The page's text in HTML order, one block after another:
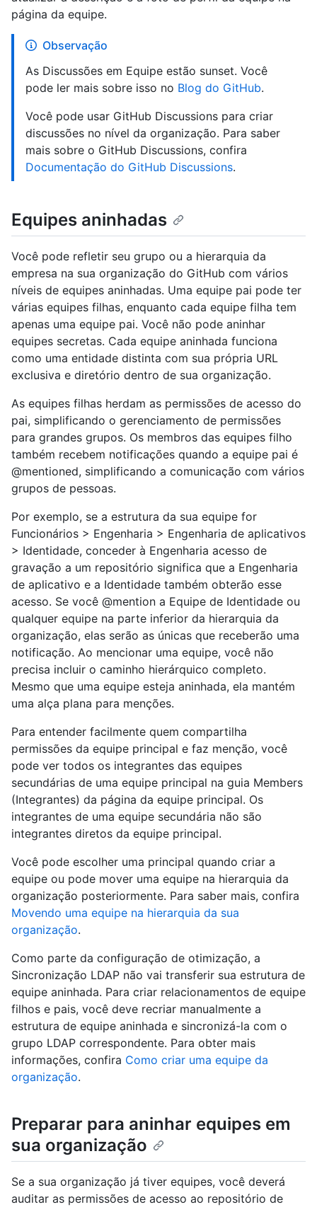
página da equipe.
Observação
As Discussões em Equipe estão sunset. Você
pode ler mais sobre isso no Blog do GitHub.
Você pode usar GitHub Discussions para criar
discussões no nível da organização. Para saber
mais sobre o GitHub Discussions, confira
Documentação do GitHub Discussions.
Equipes aninhadas
Você pode refletir seu grupo ou a hierarquia da
empresa na sua organização do GitHub com vários
níveis de equipes aninhadas. Uma equipe pai pode ter
várias equipes filhas, enquanto cada equipe filha tem
apenas uma equipe pai. Você não pode aninhar
equipes secretas. Cada equipe aninhada funciona
como uma entidade distinta com sua própria URL
exclusiva e diretório dentro de sua organização.
As equipes filhas herdam as permissões de acesso do
pai, simplificando o gerenciamento de permissões
para grandes grupos. Os membros das equipes filho
também recebem notificações quando a equipe pai é
@mentioned, simplificando a comunicação com vários
grupos de pessoas.
Por exemplo, se a estrutura da sua equipe for
Funcionários > Engenharia > Engenharia de aplicativos
> Identidade, conceder à Engenharia acesso de
gravação a um repositório significa que a Engenharia
de aplicativo e a Identidade também obterão esse
acesso. Se você @mention a Equipe de Identidade ou
qualquer equipe na parte inferior da hierarquia da
organização, elas serão as únicas que receberão uma
notificação. Ao mencionar uma equipe, você não
precisa incluir o caminho hierárquico completo.
Mesmo que uma equipe esteja aninhada, ela mantém
uma alça plana para menções.
Para entender facilmente quem compartilha
permissões da equipe principal e faz menção, você
pode ver todos os integrantes das equipes
secundárias de uma equipe principal na guia Members
(Integrantes) da página da equipe principal. Os
integrantes de uma equipe secundária não são
integrantes diretos da equipe principal.
Você pode escolher uma principal quando criar a
equipe ou pode mover uma equipe na hierarquia da
organização posteriormente. Para saber mais, confira
Movendo uma equipe na hierarquia da sua
organização.
Como parte da configuração de otimização, a
Sincronização LDAP não vai transferir sua estrutura de
equipe aninhada. Para criar relacionamentos de equipe
filhos e pais, você deve recriar manualmente a
estrutura de equipe aninhada e sincronizá-la com o
grupo LDAP correspondente. Para obter mais
informações, confira Como criar uma equipe da
organização.
Preparar para aninhar equipes em
sua organização
Se a sua organização já tiver equipes, você deverá
auditar as permissões de acesso ao repositório de